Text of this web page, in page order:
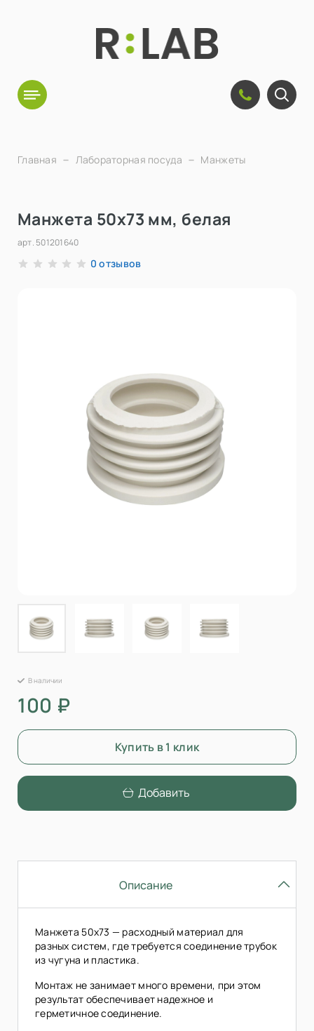
Главная Лабораторная посуда Манжеты
Манжета 50х73 мм, белая
арт. 501201640
0 отзывов
В наличии
100 ₽
Купить в 1 клик
Добавить
Описание
Манжета 50х73 — расходный материал для
разных систем, где требуется соединение трубок
из чугуна и пластика.
Монтаж не занимает много времени, при этом
результат обеспечивает надежное и
герметичное соединение.